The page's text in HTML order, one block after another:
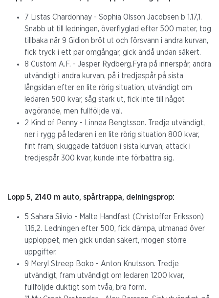
7 Listas Chardonnay - Sophia Olsson Jacobsen b 1.17,1.
Snabb ut till ledningen, överflyglad efter 500 meter, tog
tillbaka när 9 Gidion bröt ut och försvann i andra kurvan,
fick tryck i ett par omgångar, gick ändå undan säkert.
8 Custom A.F. - Jesper Rydberg.Fyra på innerspår, andra
utvändigt i andra kurvan, på i tredjespår på sista
långsidan efter en lite rörig situation, utvändigt om
ledaren 500 kvar, såg stark ut, fick inte till något
avgörande, men fullföljde väl.
2 Kind of Penny - Linnea Bengtsson. Tredje utvändigt,
ner i rygg på ledaren i en lite rörig situation 800 kvar,
fint fram, skuggade tätduon i sista kurvan, attack i
tredjespår 300 kvar, kunde inte förbättra sig.
Lopp 5, 2140 m auto, spårtrappa, delningsprop:
5 Sahara Silvio - Malte Handfast (Christoffer Eriksson)
1.16,2. Ledningen efter 500, fick dämpa, utmanad över
upploppet, men gick undan säkert, mogen större
uppgifter.
9 Meryl Streep Boko - Anton Knutsson. Tredje
utvändigt, fram utvändigt om ledaren 1200 kvar,
fullföljde duktigt som tvåa, bra form.